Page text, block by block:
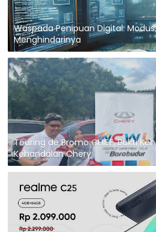
Waspada Penipuan Digital:
Menghindarinya
Touring de Bromo CHIEF, Bukti
Kehandalan Chery